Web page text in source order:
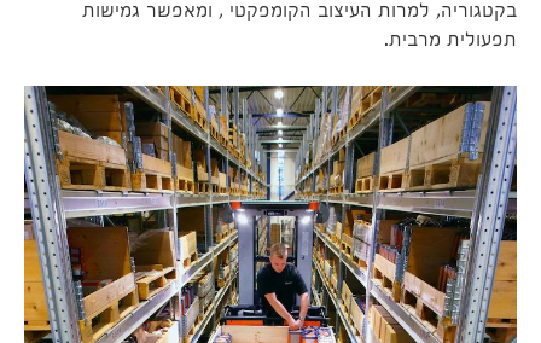
בקטגוריה, למרות העיצוב הקומפקטי , ומאפשר גמישות
תפעולית מרבית.